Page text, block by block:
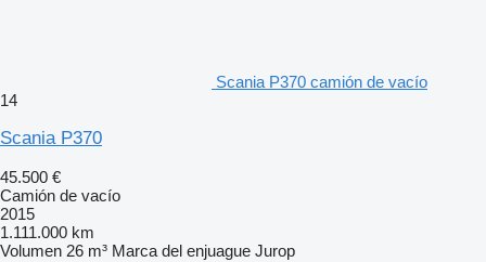
Scania P370 camión de vacío
14
Scania P370
45.500 €
Camión de vacío
2015
1.111.000 km
Volumen 26 m³ Marca del enjuague Jurop